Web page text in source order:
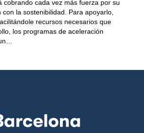
cobrando cada vez más fuerza por su
la sostenibilidad. Para apoyarlo,
recursos necesarios que
los programas de aceleración